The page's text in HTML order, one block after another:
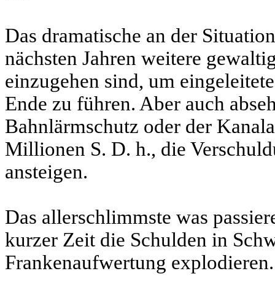
Das dramatische an der
nächsten Jahren weitere
einzugehen sind, um
Ende zu führen. Aber auch
Bahnlärmschutz oder der
Millionen S. D. h., die
ansteigen.
Das allerschlimmste was
kurzer Zeit die Schulden in
Frankenaufwertung explodieren.